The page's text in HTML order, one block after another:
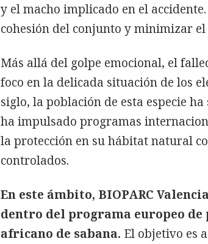
y el macho implicado en el
cohesión del conjunto y minimizar
Más allá del golpe emocional, el
foco en la delicada situación de los
siglo, la población de esta especie
ha impulsado programas
la protección en su hábitat natural
controlados.
En este ámbito, BIOPARC
dentro del programa europeo
africano de sabana. El objetivo es